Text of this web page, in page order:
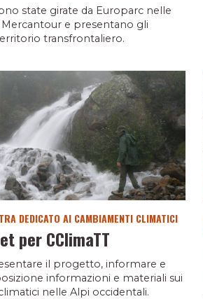
state girate da Europarc nelle
e presentano gli
transfrontaliero.
DEDICATO AI CAMBIAMENTI CLIMATICI
per CClimaTT
il progetto, informare e
informazioni e materiali sui
nelle Alpi occidentali.